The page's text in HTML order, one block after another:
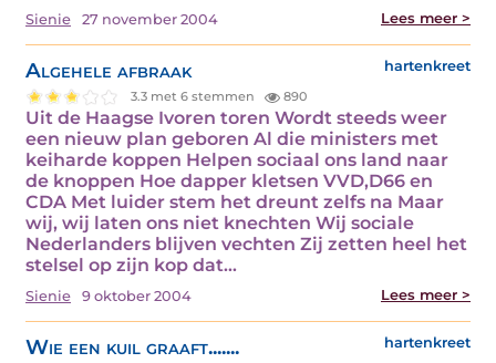
Sienie 27 november 2004 Lees meer >
Algehele afbraak hartenkreet
3.3 met 6 stemmen 890
Uit de Haagse Ivoren toren Wordt steeds weer
een nieuw plan geboren Al die ministers met
keiharde koppen Helpen sociaal ons land naar
de knoppen Hoe dapper kletsen VVD,D66 en
CDA Met luider stem het dreunt zelfs na Maar
wij, wij laten ons niet knechten Wij sociale
Nederlanders blijven vechten Zij zetten heel het
stelsel op zijn kop dat…
Sienie 9 oktober 2004 Lees meer >
Wie een kuil graaft....... hartenkreet